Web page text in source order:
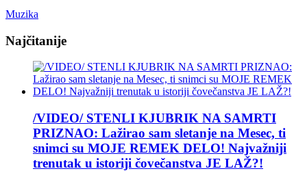
Muzika
Najčitanije
/VIDEO/ STENLI KJUBRIK NA SAMRTI
PRIZNAO: Lažirao sam sletanje na Mesec, ti
snimci su MOJE REMEK DELO! Najvažniji
trenutak u istoriji čovečanstva JE LAŽ?!